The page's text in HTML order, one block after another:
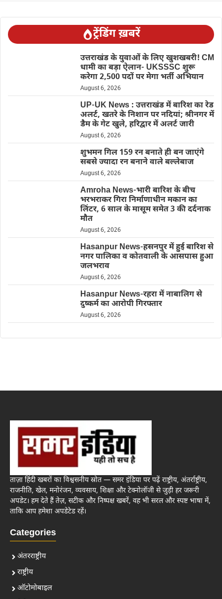
ट्रेंडिंग ख़बरें
उत्तराखंड के युवाओं के लिए खुशखबरी! CM
धामी का बड़ा ऐलान- UKSSSC शुरू
करेगा 2,500 पदों पर मेगा भर्ती अभियान
August 6, 2026
UP-UK News : उत्तराखंड में बारिश का रेड
अलर्ट, खतरे के निशान पर नदियां; श्रीनगर में
डैम के गेट खुले, हरिद्वार में अलर्ट जारी
August 6, 2026
शुभमन गिल 159 रन बनाते ही बन जाएंगे
सबसे ज्यादा रन बनाने वाले बल्लेबाज
August 6, 2026
Amroha News-भारी बारिश के बीच
भरभराकर गिरा निर्माणाधीन मकान का
लिंटर, 6 साल के मासूम समेत 3 की दर्दनाक
मौत
August 6, 2026
Hasanpur News-हसनपुर में हुई बारिश से
नगर पालिका व कोतवाली के आसपास हुआ
जलभराव
August 6, 2026
Hasanpur News-रहरा में नाबालिग से
दुष्कर्म का आरोपी गिरफ्तार
August 6, 2026
ताज़ा हिंदी खबरों का विश्वसनीय स्रोत — समर इंडिया पर पढ़ें राष्ट्रीय, अंतर्राष्ट्रीय,
राजनीति, खेल, मनोरंजन, व्यवसाय, शिक्षा और टेक्नोलॉजी से जुड़ी हर जरूरी
अपडेट। हम देते हैं तेज़, सटीक और निष्पक्ष खबरें, वह भी सरल और स्पष्ट भाषा में,
ताकि आप हमेशा अपडेटेड रहें।
Categories
अंतरराष्ट्रीय
राष्ट्रीय
ऑटोमोबाइल